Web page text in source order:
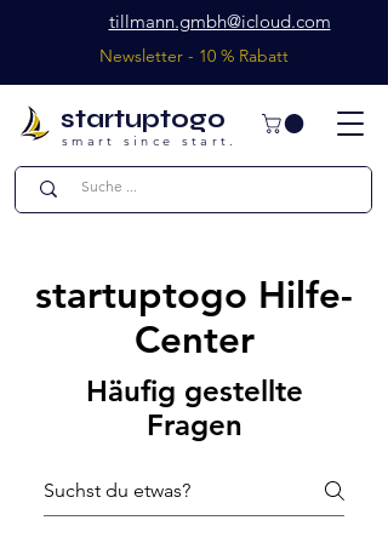
startuptogo
smart since start.
tillmann.gmbh@icloud.com
Newsletter - 10 % Rabatt
startuptogo Hilfe-
Center
Häufig gestellte
Fragen